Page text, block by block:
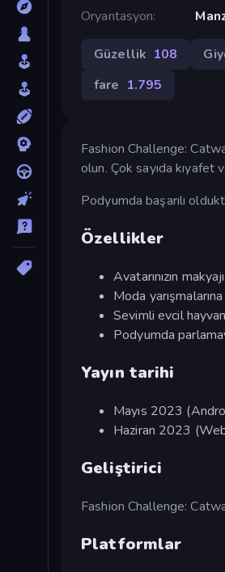
Oryantasyon
Güzellik 108
fare 1.795
Fashion Challenge:
olun. Çok sayıda
Podyumda başarılı
Özellikler
Avatarınızın
Moda
Sevimli evcil
Podyumda
Yayın tarihi
Mayıs 2023
Haziran 2023
Geliştirici
Fashion Challenge:
Platformlar